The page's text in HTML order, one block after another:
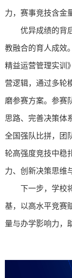
力，赛事竞技含金
优异成绩的背后
教融合的育人成效
精益运营管理实训
营逻辑，通过多轮
磨参赛方案。参赛
思路、完善决策体
全国强队比拼，团
轮高强度竞技中稳
力、创新决策思维
下一步，学校将
基，以高水平竞赛
量与办学影响力，